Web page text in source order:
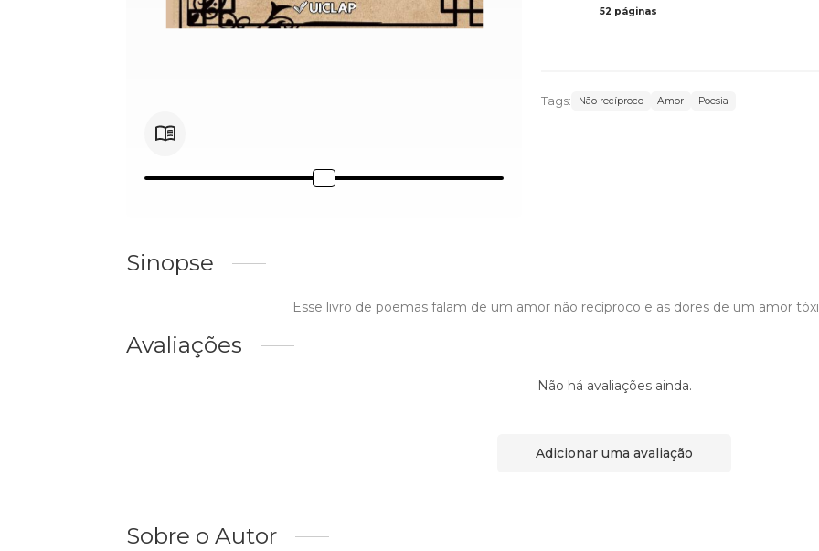
52 páginas
Tags: Não recíproco Amor Poesia
Sinopse
Esse livro de poemas falam de um amor não recíproco e as dores de um amor
Avaliações
Não há avaliações ainda.
Adicionar uma avaliação
Sobre o Autor